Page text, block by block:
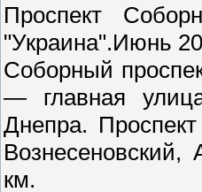
Проспект
"Украина".Июнь
Соборный
— главная
Днепра.
Вознесеновский,
км.